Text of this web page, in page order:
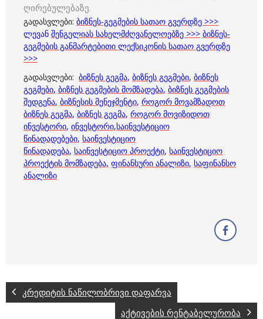
ღირებულებაზე.
გადასვლები: ბიზნეს-გეგმების სათაო გვერდზე >>>
ლევან შენგელიას სახელმძღვანელოებზე >>> ბიზნეს-
გეგმების განმარტებითი ლექსიკონის სათაო გვერდზე
>>>
გადასვლები: ბიზნეს გეგმა, ბიზნეს გეგმები, ბიზნეს
გეგმები, ბიზნეს გეგმების მომზადება, ბიზნეს გეგმების
შედგენა, ბიზნესის მენეჯმენტი, როგორ მოვამზადოთ
ბიზნეს გეგმა, ბიზნეს გეგმა, როგორ მოვიზიდოთ
ინვესტორი, ინვესტორი,საინვესტიციო
წინადადებები, საინვესტიციო
წინადადება, საინვესტიციო პროექტი, საინვესტიციო
პროექტის მომზადება, ფინანსური ანალიზი, საფინანსო
ანალიზი
კრედიტის ნაწილობრივი დაფარვა
აქტივების რენტაბელურობა